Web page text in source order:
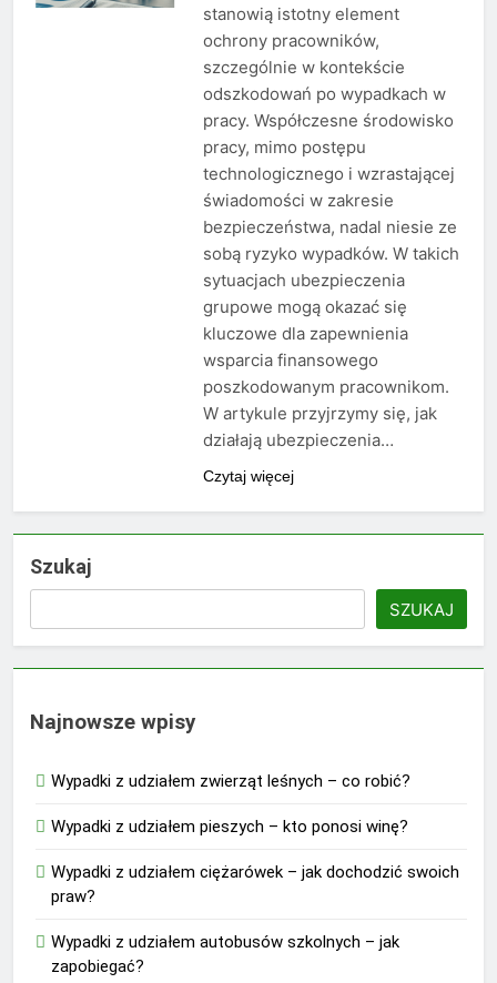
stanowią istotny element
ochrony pracowników,
szczególnie w kontekście
odszkodowań po wypadkach w
pracy. Współczesne środowisko
pracy, mimo postępu
technologicznego i wzrastającej
świadomości w zakresie
bezpieczeństwa, nadal niesie ze
sobą ryzyko wypadków. W takich
sytuacjach ubezpieczenia
grupowe mogą okazać się
kluczowe dla zapewnienia
wsparcia finansowego
poszkodowanym pracownikom.
W artykule przyjrzymy się, jak
działają ubezpieczenia…
Czytaj więcej
Szukaj
SZUKAJ
Najnowsze wpisy
Wypadki z udziałem zwierząt leśnych – co robić?
Wypadki z udziałem pieszych – kto ponosi winę?
Wypadki z udziałem ciężarówek – jak dochodzić swoich
praw?
Wypadki z udziałem autobusów szkolnych – jak
zapobiegać?